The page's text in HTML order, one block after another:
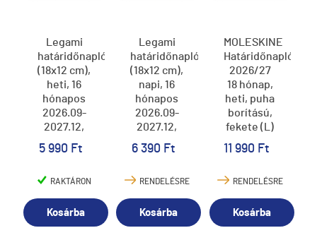
Legami
határidőnapló
(18x12 cm),
heti, 16
hónapos
2026.09-
2027.12,
macis,
cseresznyés
5 990 Ft
RAKTÁRON
Kosárba
Legami
határidőnapló
(18x12 cm),
napi, 16
hónapos
2026.09-
2027.12,
Travel,
matricák
6 390 Ft
RENDELÉSRE
Kosárba
MOLESKINE
Határidőnapló
2026/27
18 hónap,
heti, puha
borítású,
fekete (L)
11 990 Ft
RENDELÉSRE
Kosárba